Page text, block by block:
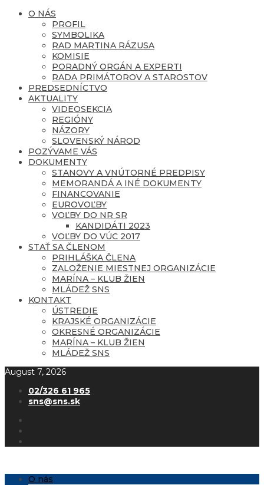
O NÁS
PROFIL
SYMBOLIKA
RAD MARTINA RÁZUSA
KOMISIE
PORADNÝ ORGÁN A EXPERTI
RADA PRIMÁTOROV A STAROSTOV
PREDSEDNÍCTVO
AKTUALITY
VIDEOSEKCIA
REGIÓNY
NÁZORY
SLOVENSKÝ NÁROD
POZÝVAME VÁS
DOKUMENTY
STANOVY A VNÚTORNÉ PREDPISY
MEMORANDÁ A INÉ DOKUMENTY
FINANCOVANIE
EUROVOĽBY
VOĽBY DO NR SR
KANDIDÁTI 2023
VOĽBY DO VÚC 2017
STAŤ SA ČLENOM
PRIHLÁŠKA ČLENA
ZALOŽENIE MIESTNEJ ORGANIZÁCIE
MARÍNA – KLUB ŽIEN
MLÁDEŽ SNS
KONTAKT
ÚSTREDIE
KRAJSKÉ ORGANIZÁCIE
OKRESNÉ ORGANIZÁCIE
MARÍNA – KLUB ŽIEN
MLÁDEŽ SNS
August 7, 2026
02/326 61 965
sns@sns.sk
O nás